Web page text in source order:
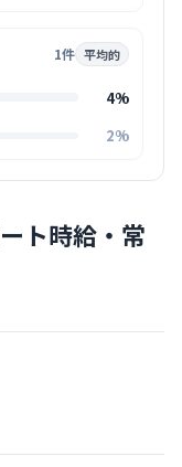
1件 平均的
4%
2%
ト時給・常